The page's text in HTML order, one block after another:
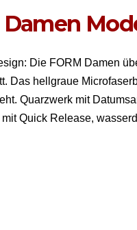
Die FORM Damen
Das hell­graue
Quarzw­erk mit
Quick Release,